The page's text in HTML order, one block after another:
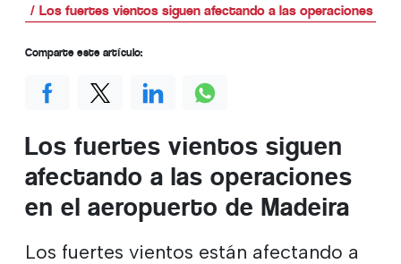
Los fuertes vientos siguen afectando a las operaciones en
Los fuertes vientos siguen
afectando a las operaciones
en el aeropuerto de Madeira
Los fuertes vientos están afectando a
Comparte este artículo: